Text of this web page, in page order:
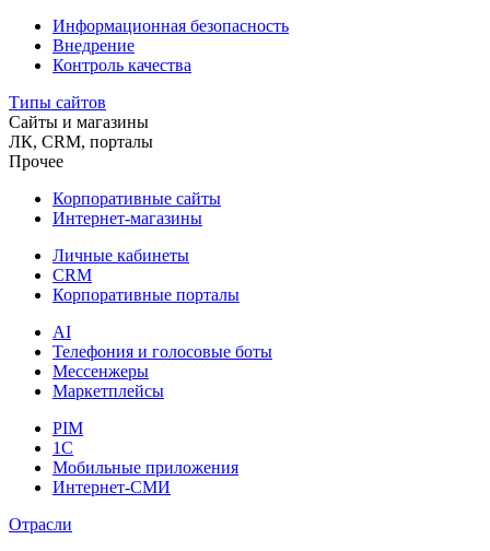
Информационная безопасность
Внедрение
Контроль качества
Типы сайтов
Сайты и магазины
ЛК, CRM, порталы
Прочее
Корпоративные сайты
Интернет-магазины
Личные кабинеты
CRM
Корпоративные порталы
AI
Телефония и голосовые боты
Мессенжеры
Маркетплейсы
PIM
1C
Мобильные приложения
Интернет-СМИ
Отрасли